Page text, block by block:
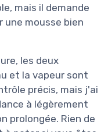
mais il demande
une mousse bien
les deux
et la vapeur sont
précis, mais j'ai
à légèrement
prolongée. Rien de